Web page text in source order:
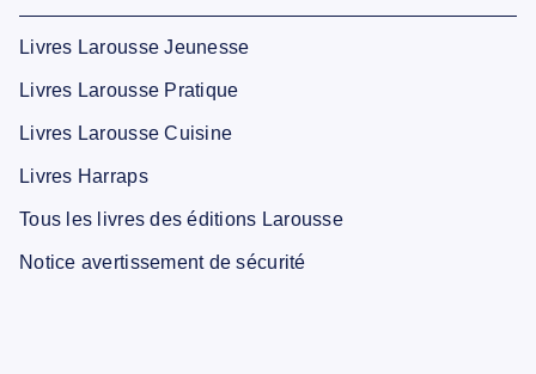
Livres Larousse Jeunesse
Livres Larousse Pratique
Livres Larousse Cuisine
Livres Harraps
Tous les livres des éditions Larousse
Notice avertissement de sécurité